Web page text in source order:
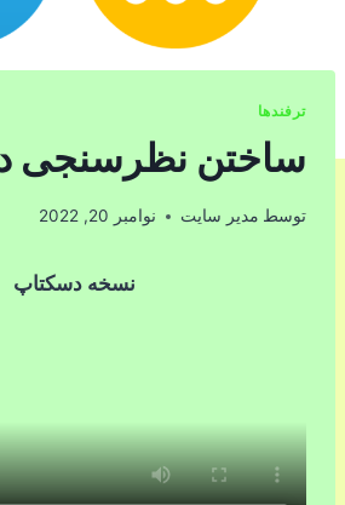
ترفندها
ساختن نظرسنجی
توسط مدیر سایت نوامبر 20, 2022
نسخه دسکتاپ